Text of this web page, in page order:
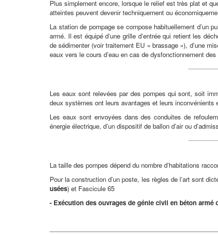
Plus simplement encore, lorsque le relief est très plat et
atteintes peuvent devenir techniquement ou
La station de pompage se compose habituellement d’un
armé. Il est équipé d’une grille d’entrée qui retient les
de sédimenter (voir traitement EU « brassage »), d’une
eaux vers le cours d’eau en cas de dysfonctionnement
Les eaux sont relevées par des pompes qui sont, soit
deux systèmes ont leurs avantages et leurs inconvénients
Les eaux sont envoyées dans des conduites de
énergie électrique, d’un dispositif de ballon d’air ou
La taille des pompes dépend du nombre d’habitations
Pour la construction d’un poste, les règles de l’art sont
usées) et Fascicule 65
- Exécution des ouvrages de génie civil en béton armé